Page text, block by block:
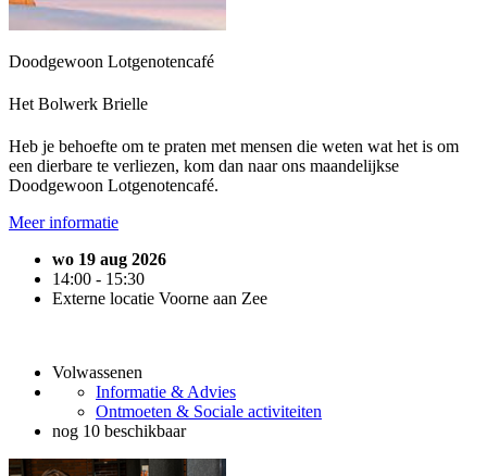
Doodgewoon Lotgenotencafé
Het Bolwerk Brielle
Heb je behoefte om te praten met mensen die weten wat het is om
een dierbare te verliezen, kom dan naar ons maandelijkse
Doodgewoon Lotgenotencafé.
Meer informatie
wo 19 aug 2026
14:00 - 15:30
Externe locatie Voorne aan Zee
Volwassenen
Informatie & Advies
Ontmoeten & Sociale activiteiten
nog 10 beschikbaar